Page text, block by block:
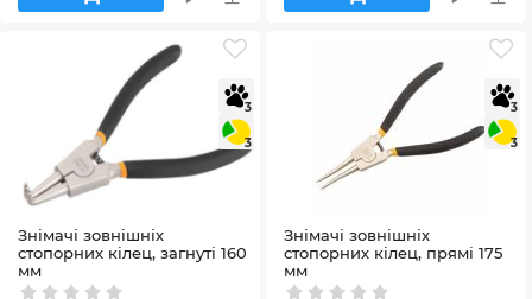
3
3
Знімачі зовнішніх
стопорних кілец, загнуті 160
мм
Артикул:10092
3
3
Знімачі зовнішніх
стопорних кілец, прямі 175
мм
Артикул:10087